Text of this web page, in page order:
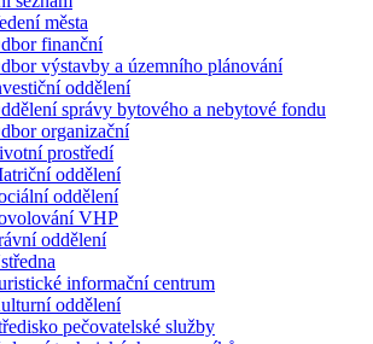
města
finanční
výstavby a územního plánování
oddělení
správy bytového a nebytové fondu
organizační
prostředí
oddělení
oddělení
VHP
oddělení
informační centrum
oddělení
pečovatelské služby